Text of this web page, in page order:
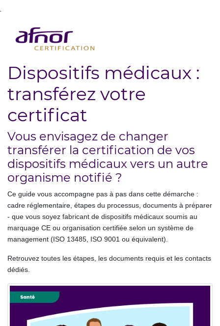
.
Dispositifs médicaux :
transférez votre
certificat
Vous envisagez de changer
transférer la certification de vos
dispositifs médicaux vers un autre
organisme notifié ?
Ce guide vous accompagne pas à pas dans cette démarche :
cadre réglementaire, étapes du processus, documents à préparer
- que vous soyez fabricant de dispositifs médicaux soumis au
marquage CE ou organisation certifiée selon un système de
management (ISO 13485, ISO 9001 ou équivalent).
Retrouvez toutes les étapes, les documents requis et les contacts
dédiés.